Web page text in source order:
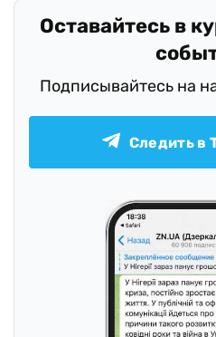
Оставайтесь в
Подписывайтесь на
Следить в